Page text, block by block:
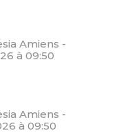
Amiens -
à 09:50
Amiens -
à 09:50